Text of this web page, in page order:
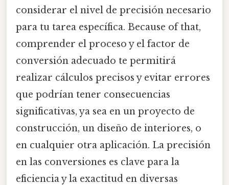
considerar el nivel de precisión necesario
para tu tarea específica. Because of that,
comprender el proceso y el factor de
conversión adecuado te permitirá
realizar cálculos precisos y evitar errores
que podrían tener consecuencias
significativas, ya sea en un proyecto de
construcción, un diseño de interiores, o
en cualquier otra aplicación. La precisión
en las conversiones es clave para la
eficiencia y la exactitud en diversas